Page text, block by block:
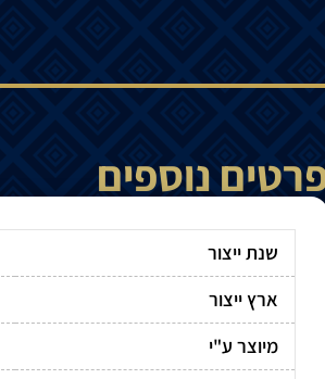
נוספים
שנת ייצור
ארץ ייצור
מיוצר ע"י